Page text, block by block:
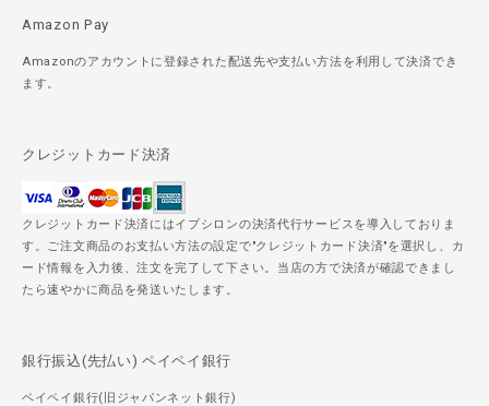
Amazon Pay
Amazonのアカウントに登録された配送先や支払い方法を利用して決済でき
ます。
クレジットカード決済
クレジットカード決済にはイプシロンの決済代行サービスを導入しておりま
す。ご注文商品のお支払い方法の設定で"クレジットカード決済"を選択し、カ
ード情報を入力後、注文を完了して下さい。当店の方で決済が確認できまし
たら速やかに商品を発送いたします。
銀行振込(先払い) ペイペイ銀行
ペイペイ銀行(旧ジャパンネット銀行)